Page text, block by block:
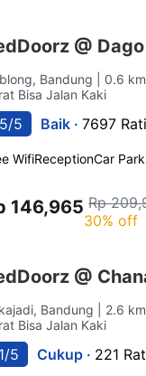
@
Bandung
| 0.6
Bisa Jalan Kaki
5 Baik ·7697
WifiReceptionCar
146,965 Rp
30% off
@
Bandung
| 2.6
Bisa Jalan Kaki
5 Cukup · 221